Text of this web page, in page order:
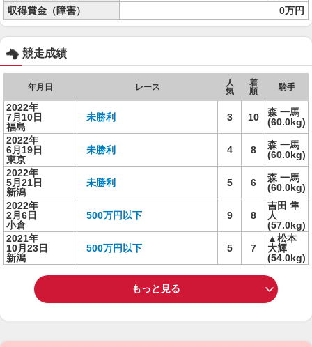
収得賞金（障害）
0万円
競走成績
年月日 レース
人
気
着
順
騎手
2022年
7月10日
福島
未勝利 3 10
森 一馬
(60.0kg)
2022年
6月19日
東京
未勝利 4 8
森 一馬
(60.0kg)
2022年
5月21日
新潟
未勝利 5 6
森 一馬
(60.0kg)
2022年
2月6日
小倉
500万円以下 9 8
吉田 隼
人
(57.0kg)
2021年
10月23日
新潟
500万円以下 5 7
▲松本
大輝
(54.0kg)
もっと見る